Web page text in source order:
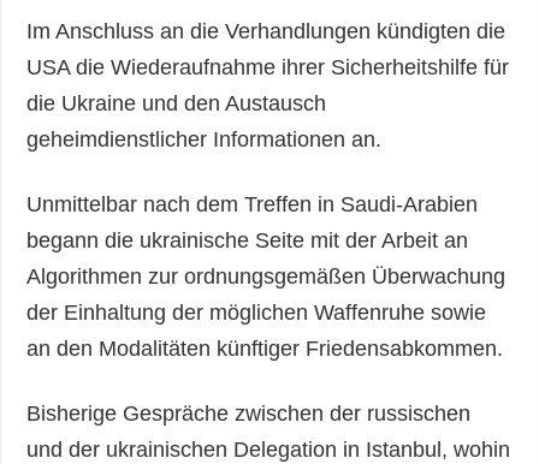
Im Anschluss an die Verhandlungen kündigten die
USA die Wiederaufnahme ihrer Sicherheitshilfe für
die Ukraine und den Austausch
geheimdienstlicher Informationen an.
Unmittelbar nach dem Treffen in Saudi-Arabien
begann die ukrainische Seite mit der Arbeit an
Algorithmen zur ordnungsgemäßen Überwachung
der Einhaltung der möglichen Waffenruhe sowie
an den Modalitäten künftiger Friedensabkommen.
Bisherige Gespräche zwischen der russischen
und der ukrainischen Delegation in Istanbul, wohin